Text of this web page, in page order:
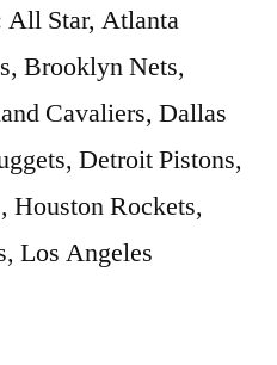
All Star, Atlanta
Brooklyn Nets,
Cavaliers, Dallas
Detroit Pistons,
Houston Rockets,
Los Angeles